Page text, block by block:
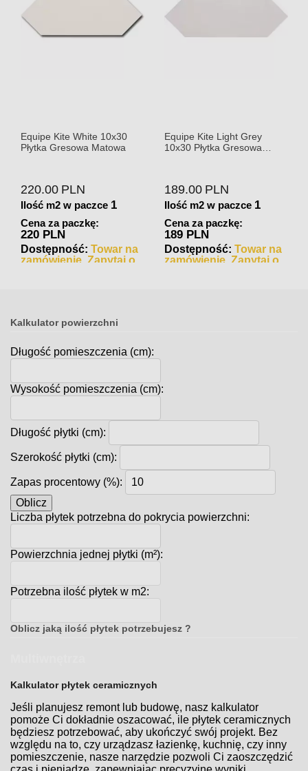
Equipe Kite White 10x30
Płytka Gresowa Matowa
220.00 PLN
Ilość m2 w paczce 1
Cena za paczkę:
220 PLN
Dostępność: Towar na
zamówienie. Zapytaj o
Equipe Kite Light Grey
10x30 Płytka Gresowa
189.00 PLN
Ilość m2 w paczce 1
Cena za paczkę:
189 PLN
Dostępność: Towar na
zamówienie. Zapytaj o
Kalkulator powierzchni
Długość pomieszczenia (cm):
Wysokość pomieszczenia (cm):
Długość płytki (cm):
Szerokość płytki (cm):
Zapas procentowy (%):
Oblicz
Liczba płytek potrzebna do pokrycia powierzchni:
Powierzchnia jednej płytki (m²):
Potrzebna ilość płytek w m2:
Oblicz jaką ilość płytek potrzebujesz ?
Kalkulator płytek ceramicznych
Jeśli planujesz remont lub budowę, nasz kalkulator
pomoże Ci dokładnie oszacować, ile płytek ceramicznych
będziesz potrzebować, aby ukończyć swój projekt. Bez
względu na to, czy urządzasz łazienkę, kuchnię, czy inny
pomieszczenie, nasze narzędzie pozwoli Ci zaoszczędzić